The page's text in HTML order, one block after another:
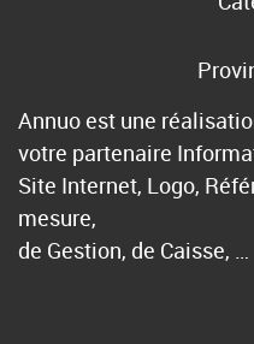
Annuo est une
votre partenaire
Site Internet, Logo,
mesure,
de Gestion, de Caisse, …